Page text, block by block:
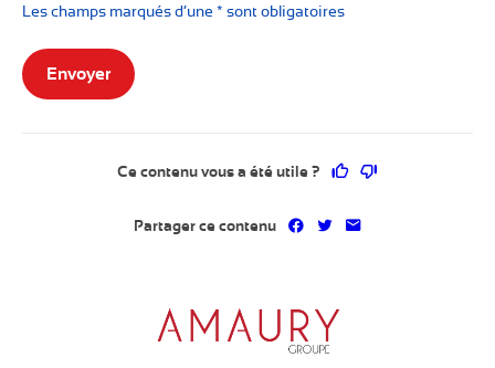
Les champs marqués d’une * sont obligatoires
Envoyer
Ce contenu vous a été utile ? Ce contenu vous
Partager ce contenu Partager sur Facebook
Partager sur Twitter
Partager par